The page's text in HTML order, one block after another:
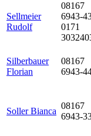
Sellmeier
Rudolf
08167
6943-
0171
Silberbauer
Florian
08167
6943-
Soller Bianca
08167
6943-